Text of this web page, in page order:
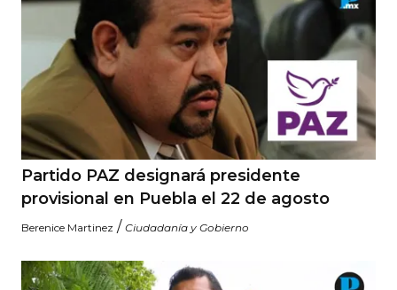
Partido PAZ designará presidente
provisional en Puebla el 22 de agosto
Berenice Martinez / Ciudadanía y Gobierno